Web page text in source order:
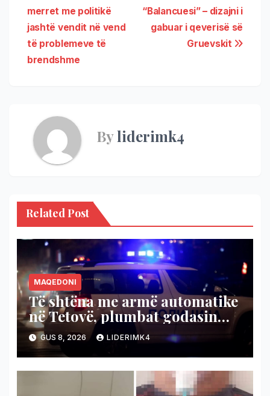
“Balancuesi” – dizajni i
gabuar i qeverisë së
Gruevskit
merret me politikë
jashtë vendit në vend
të problemeve të
brendshme
Byliderimk4
Related Post
MAQEDONI
Të shtëna me armë automatike
në Tetovë, plumbat godasin
shtëpinë dhe veturën e një 48-
vjeçari
GUS 8, 2026 LIDERIMK4